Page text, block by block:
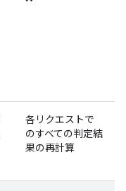
各リクエストで
のすべての判定結
果の再計算